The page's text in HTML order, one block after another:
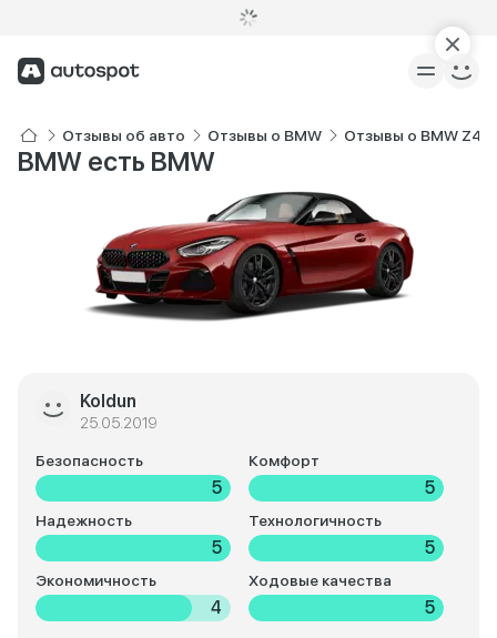
Отзывы об авто Отзывы о BMW Отзывы о BMW Z4
BMW есть BMW
Koldun
25.05.2019
Безопасность
5
Комфорт
5
Надежность
5
Технологичность
5
Экономичность
4
Ходовые качества
5